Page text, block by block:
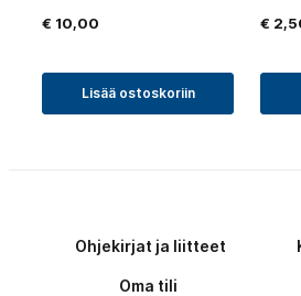
€ 10,00
Lisää ostoskoriin
€
Ohjekirjat ja liitteet
Oma tili